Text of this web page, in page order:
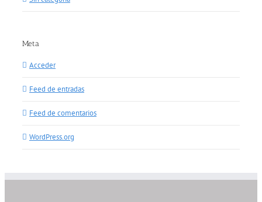
Meta
Acceder
Feed de entradas
Feed de comentarios
WordPress.org